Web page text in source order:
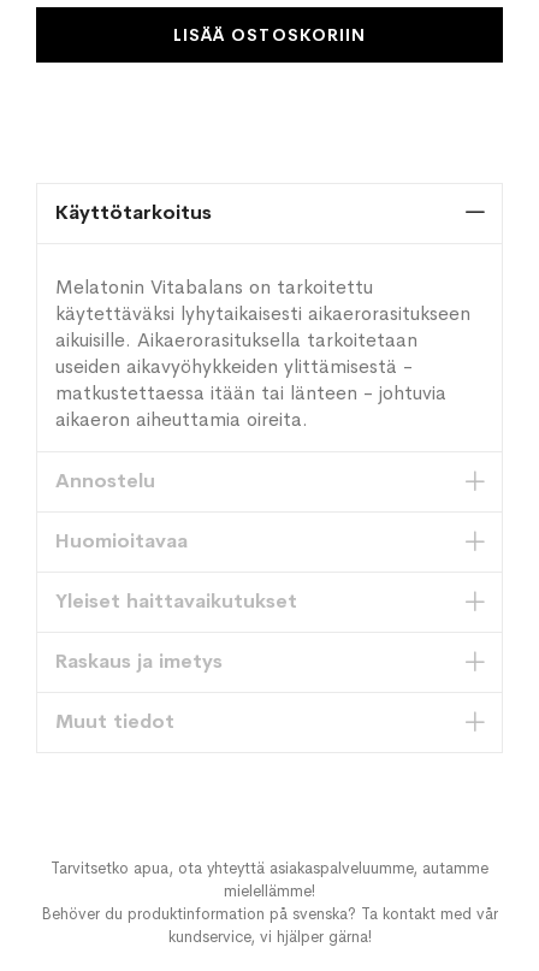
LISÄÄ OSTOSKORIIN
Käyttötarkoitus
Melatonin Vitabalans on tarkoitettu
käytettäväksi lyhytaikaisesti aikaerorasitukseen
aikuisille. Aikaerorasituksella tarkoitetaan
useiden aikavyöhykkeiden ylittämisestä -
matkustettaessa itään tai länteen - johtuvia
aikaeron aiheuttamia oireita.
Annostelu
Huomioitavaa
Yleiset haittavaikutukset
Raskaus ja imetys
Muut tiedot
Tarvitsetko apua, ota yhteyttä asiakaspalveluumme, autamme
mielellämme!
Behöver du produktinformation på svenska? Ta kontakt med vår
kundservice, vi hjälper gärna!